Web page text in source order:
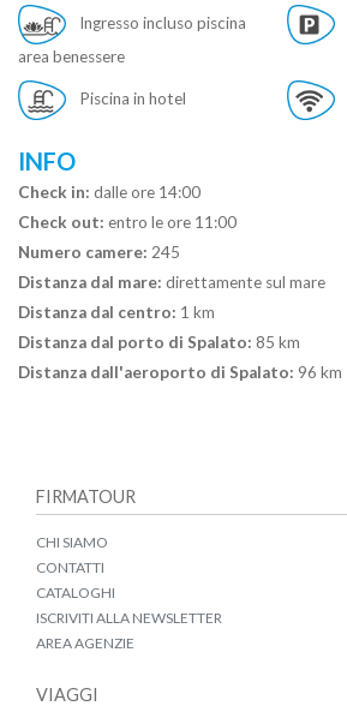
Ingresso incluso piscina
area benessere
Piscina in hotel
INFO
Check in: dalle ore 14:00
Check out: entro le ore 11:00
Numero camere: 245
Distanza dal mare: direttamente sul mare
Distanza dal centro: 1 km
Distanza dal porto di Spalato: 85 km
Distanza dall'aeroporto di Spalato: 96 km
FIRMATOUR
CHI SIAMO
CONTATTI
CATALOGHI
ISCRIVITI ALLA NEWSLETTER
AREA AGENZIE
VIAGGI